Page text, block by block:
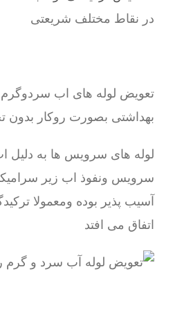
در نقاط مختلف شریعتی
تعویض لوله های اب
بهداشتی بصورت روکار
لوله های سرویس ها به دلیل
سرویس ونفوذ اب زیر
آسیب پذیر بوده ومعمولا
اتفاق می افتد